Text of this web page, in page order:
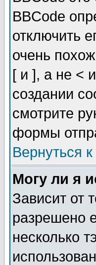
BBCode
отключить
очень
[ и ], а не <
создании
смотрите
формы
Вернуться
Могу ли я
Зависит от
разрешено
несколько